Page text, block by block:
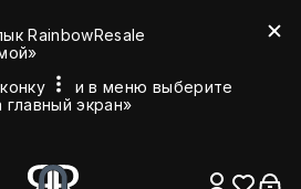
RainbowResale
и в меню выберите
экран»